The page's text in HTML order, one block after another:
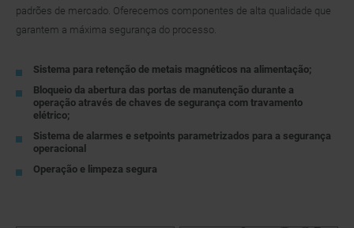
padrões de mercado. Oferecemos componentes de alta qualidade que
garantem a máxima segurança do processo.
Sistema para retenção de metais magnéticos na alimentação;
Bloqueio da abertura das portas de manutenção durante a
operação através de chaves de segurança com travamento
elétrico;
Sistema de alarmes e setpoints parametrizados para a segurança
operacional
Operação e limpeza segura